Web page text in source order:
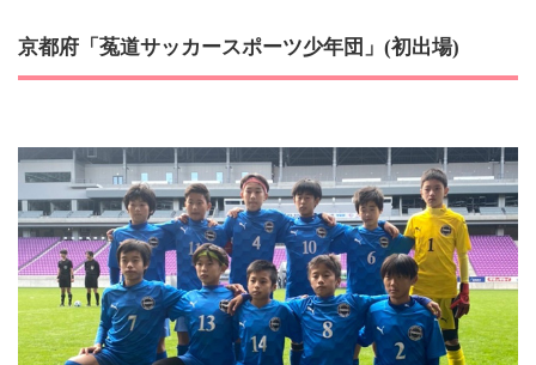
京都府「菟道サッカースポーツ少年団」(初出場)